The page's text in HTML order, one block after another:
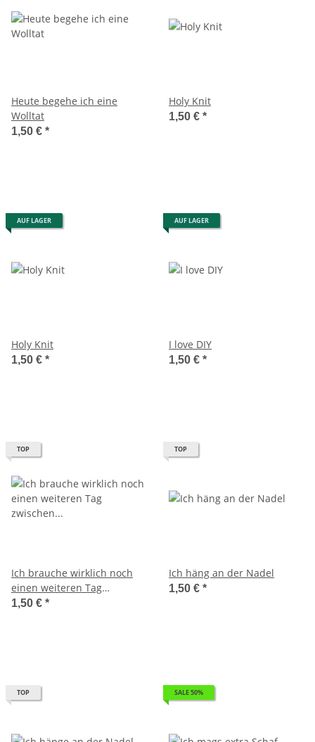
Heute begehe ich eine
Wolltat
1,50 € *
Holy Knit
1,50 € *
AUF LAGER
Holy Knit
1,50 € *
AUF LAGER
I love DIY
1,50 € *
TOP
Ich brauche wirklich noch
einen weiteren Tag
zwischen Samstag und
1,50 € *
TOP
Ich häng an der Nadel
1,50 € *
TOP SALE 50%